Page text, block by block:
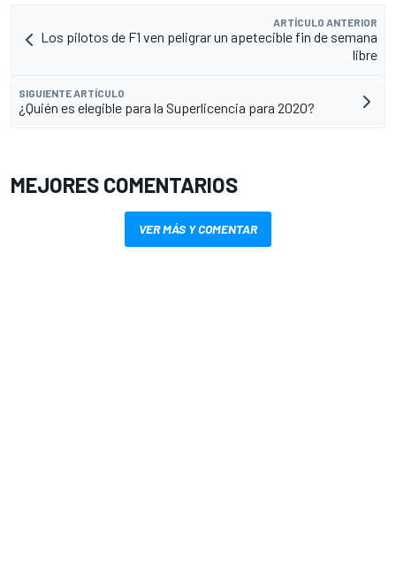
ARTÍCULO ANTERIOR
Los pilotos de F1 ven peligrar un apetecible fin de semana
libre
SIGUIENTE ARTÍCULO
¿Quién es elegible para la Superlicencia para 2020?
MEJORES COMENTARIOS
VER MÁS Y COMENTAR